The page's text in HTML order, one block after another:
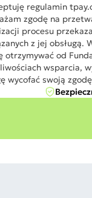
regulamin
zgodę na
procesu
z jej
otrzymywać od
wsparcia,
wycofać swoją